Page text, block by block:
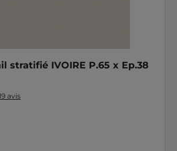
stratifié IVOIRE P.65 x Ep.38
avis